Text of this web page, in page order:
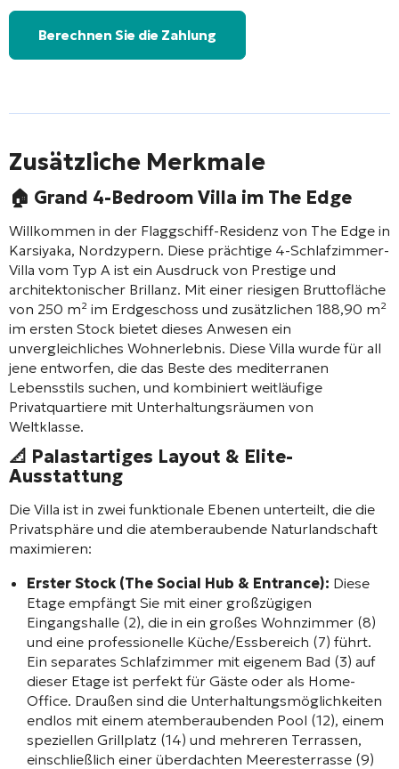
Berechnen Sie die Zahlung
Zusätzliche Merkmale
🏠 Grand 4-Bedroom Villa im The Edge
Willkommen in der Flaggschiff-Residenz von The Edge in
Karsiyaka, Nordzypern. Diese prächtige 4-Schlafzimmer-
Villa vom Typ A ist ein Ausdruck von Prestige und
architektonischer Brillanz. Mit einer riesigen Bruttofläche
von 250 m² im Erdgeschoss und zusätzlichen 188,90 m²
im ersten Stock bietet dieses Anwesen ein
unvergleichliches Wohnerlebnis. Diese Villa wurde für all
jene entworfen, die das Beste des mediterranen
Lebensstils suchen, und kombiniert weitläufige
Privatquartiere mit Unterhaltungsräumen von
Weltklasse.
📐 Palastartiges Layout & Elite-
Ausstattung
Die Villa ist in zwei funktionale Ebenen unterteilt, die die
Privatsphäre und die atemberaubende Naturlandschaft
maximieren:
Erster Stock (The Social Hub & Entrance): Diese
Etage empfängt Sie mit einer großzügigen
Eingangshalle (2), die in ein großes Wohnzimmer (8)
und eine professionelle Küche/Essbereich (7) führt.
Ein separates Schlafzimmer mit eigenem Bad (3) auf
dieser Etage ist perfekt für Gäste oder als Home-
Office. Draußen sind die Unterhaltungsmöglichkeiten
endlos mit einem atemberaubenden Pool (12), einem
speziellen Grillplatz (14) und mehreren Terrassen,
einschließlich einer überdachten Meeresterrasse (9)